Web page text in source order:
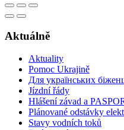
Aktuálně
Aktuality
Pomoc Ukrajině
Для українських
Jízdní řády
Hlášení závad a
Plánované odstávky
Stavy vodních toků